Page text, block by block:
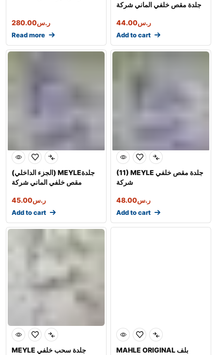
ر.س280.00
Read more
جلدة مقص خلفي الماني شركة
ر.س44.00
Add to cart
(الجزء الداخلي) MEYLEجلدة
مقص خلفي الماني شركة
ر.س45.00
Add to cart
(11) MEYLE جلدة مقص خلفي
شركة
ر.س48.00
Add to cart
MEYLE جلدة سحب خلفي
MAHLE ORIGINAL بلف